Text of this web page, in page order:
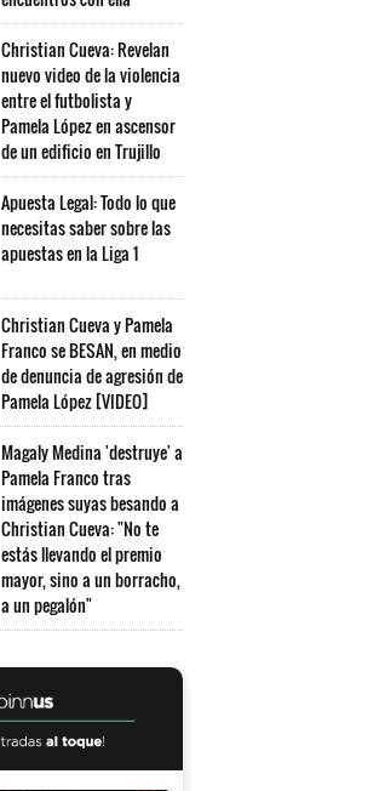
Christian Cueva: Revelan
nuevo video de la violencia
entre el futbolista y
Pamela López en ascensor
de un edificio en Trujillo
Apuesta Legal: Todo lo que
necesitas saber sobre las
apuestas en la Liga 1
Christian Cueva y Pamela
Franco se BESAN, en medio
de denuncia de agresión de
Pamela López [VIDEO]
Magaly Medina 'destruye' a
Pamela Franco tras
imágenes suyas besando a
Christian Cueva: "No te
estás llevando el premio
mayor, sino a un borracho,
a un pegalón"